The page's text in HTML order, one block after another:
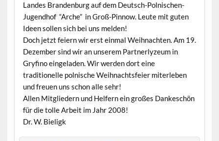
Landes Brandenburg auf dem Deutsch-Polnischen-
Jugendhof “Arche” in Groß-Pinnow. Leute mit guten
Ideen sollen sich bei uns melden!
Doch jetzt feiern wir erst einmal Weihnachten. Am 19.
Dezember sind wir an unserem Partnerlyzeum in
Gryfino eingeladen. Wir werden dort eine
traditionelle polnische Weihnachtsfeier miterleben
und freuen uns schon alle sehr!
Allen Mitgliedern und Helfern ein großes Dankeschön
für die tolle Arbeit im Jahr 2008!
Dr. W. Bieligk